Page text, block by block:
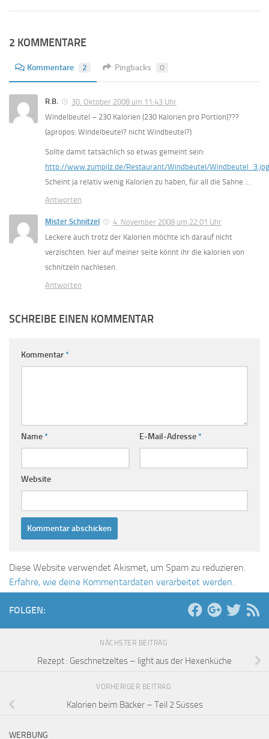
2 KOMMENTARE
Kommentare 2 Pingbacks 0
R.B.
30. Oktober 2008 um 11:43 Uhr
Windelbeutel – 230 Kalorien (230 Kalorien pro Portion)???
(apropos: Windelbeutel? nicht Windbeutel?)
Sollte damit tatsächlich so etwas gemeint sein:
http://www.zumpilz.de/Restaurant/Windbeutel/Windbeutel_3.jpg
Scheint ja relativ wenig Kalorien zu haben, für all die Sahne …
Antworten
Mister Schnitzel
4. November 2008 um 22:01 Uhr
Leckere auch trotz der Kalorien möchte ich darauf nicht
verzischten. hier auf meiner seite könnt ihr die kalorien von
schnitzeln nachlesen.
Antworten
SCHREIBE EINEN KOMMENTAR
Kommentar*
Name* E-Mail-Adresse*
Website
Diese Website verwendet Akismet, um Spam zu reduzieren.
Erfahre, wie deine Kommentardaten verarbeitet werden.
FOLGEN:
NÄCHSTER BEITRAG
Rezept : Geschnetzeltes – light aus der Hexenküche
VORHERIGER BEITRAG
Kalorien beim Bäcker – Teil 2 Süsses
WERBUNG